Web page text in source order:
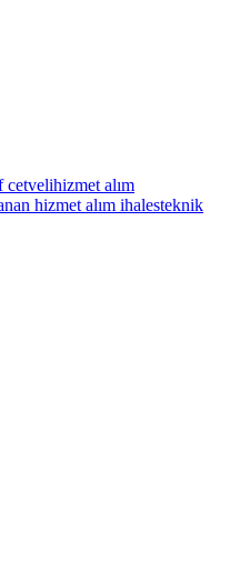
cetvelihizmet alım
hizmet alım ihalesteknik